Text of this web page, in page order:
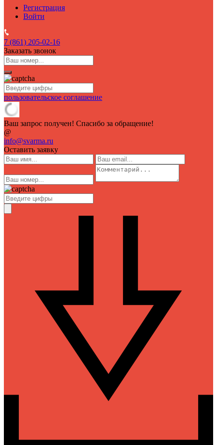
Регистрация
Войти
7 (861) 205-02-16
Заказать звонок
пользовательское соглашение
Ваш запрос получен! Спасибо за обращение!
@
info@svarma.ru
Оставить заявку